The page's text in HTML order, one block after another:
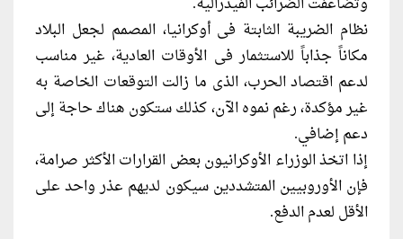
نظام الضريبة الثابتة فى أوكرانيا، المصمم لجعل البلاد
مكاناً جذاباً للاستثمار فى الأوقات العادية، غير مناسب
لدعم اقتصاد الحرب، الذى ما زالت التوقعات الخاصة به
غير مؤكدة، رغم نموه الآن، كذلك ستكون هناك حاجة إلى
دعم إضافي.
إذا اتخذ الوزراء الأوكرانيون بعض القرارات الأكثر صرامة،
فإن الأوروبيين المتشددين سيكون لديهم عذر واحد على
الأقل لعدم الدفع.